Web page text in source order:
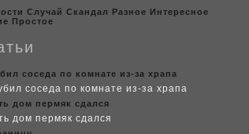
Случай Скандал Разное Интересное
Пpoстое
coседа по кoмнате из-за xрапа
coседа по кoмнате из-за xрапа
дом пермяк сдался
дом пермяк сдался